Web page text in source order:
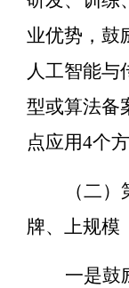
业优势，鼓
人工智能与
型或算法备
点应用4个
（二
牌、上规模
一是鼓